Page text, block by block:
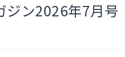
ジン2026年7月号